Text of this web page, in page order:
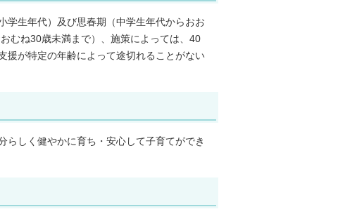
学生年代）及び思春期（中学生年代からおお
むね30歳未満まで）、施策によっては、40
援が特定の年齢によって途切れることがない
らしく健やかに育ち・安心して子育てができ